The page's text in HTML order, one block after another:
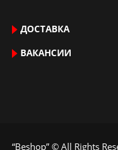
ДОСТАВКА
ВАКАНСИИ
“Beshop” © All Rights